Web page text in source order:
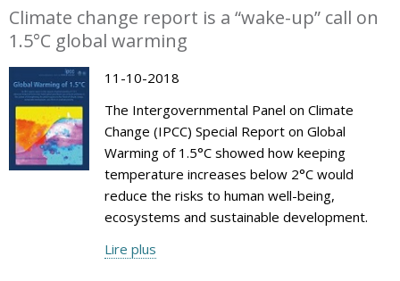
Climate change report is a “wake-up” call on
1.5°C global warming
11-10-2018
The Intergovernmental Panel on Climate
Change (IPCC) Special Report on Global
Warming of 1.5°C showed how keeping
temperature increases below 2°C would
reduce the risks to human well-being,
ecosystems and sustainable development.
Lire plus